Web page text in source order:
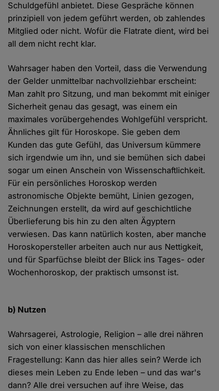
Schuldgefühl anbietet. Diese Gespräche können
prinzipiell von jedem geführt werden, ob zahlendes
Mitglied oder nicht. Wofür die Flatrate dient, wird bei
all dem nicht recht klar.
Wahrsager haben den Vorteil, dass die Verwendung
der Gelder unmittelbar nachvollziehbar erscheint:
Man zahlt pro Sitzung, und man bekommt mit einiger
Sicherheit genau das gesagt, was einem ein
maximales vorübergehendes Wohlgefühl verspricht.
Ähnliches gilt für Horoskope. Sie geben dem
Kunden das gute Gefühl, das Universum kümmere
sich irgendwie um ihn, und sie bemühen sich dabei
sogar um einen Anschein von Wissenschaftlichkeit.
Für ein persönliches Horoskop werden
astronomische Objekte bemüht, Linien gezogen,
Zeichnungen erstellt, da wird auf geschichtliche
Überlieferung bis hin zu den alten Ägyptern
verwiesen. Das kann natürlich kosten, aber manche
Horoskopersteller arbeiten auch nur aus Nettigkeit,
und für Sparfüchse bleibt der Blick ins Tages- oder
Wochenhoroskop, der praktisch umsonst ist.
b) Nutzen
Wahrsagerei, Astrologie, Religion – alle drei nähren
sich von einer klassischen menschlichen
Fragestellung: Kann das hier alles sein? Werde ich
dieses mein Leben zu Ende leben – und das war's
dann? Alle drei versuchen auf ihre Weise, das